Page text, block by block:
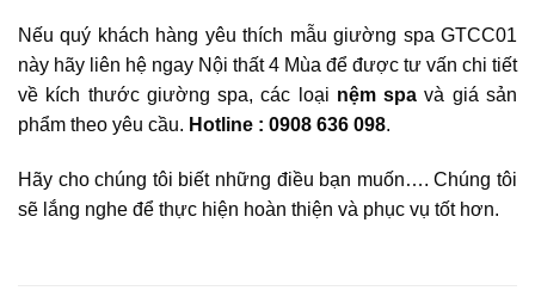
Nếu quý khách hàng yêu thích mẫu giường spa GTCC01
này hãy liên hệ ngay Nội thất 4 Mùa để được tư vấn chi tiết
về kích thước giường spa, các loại nệm spa và giá sản
phẩm theo yêu cầu. Hotline : 0908 636 098.
Hãy cho chúng tôi biết những điều bạn muốn…. Chúng tôi
sẽ lắng nghe để thực hiện hoàn thiện và phục vụ tốt hơn.